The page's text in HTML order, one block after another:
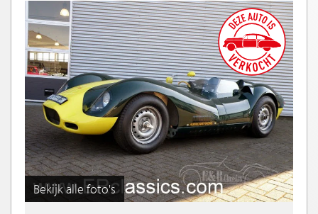
Bekijk alle foto's